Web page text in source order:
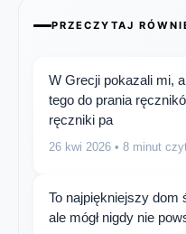
PRZECZYTAJ
W Grecji pokazali mi,
tego do prania
ręczniki pa
26 kwi 2026 • 8 minut
To najpiękniejszy dom
ale mógł nigdy nie